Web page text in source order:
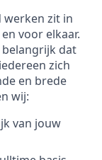
werken zit in
voor elkaar.
dat
zich
en brede
wij:
van jouw